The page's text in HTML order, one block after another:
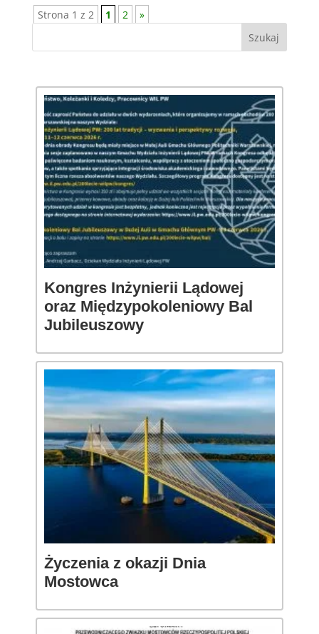
Strona 1 z 2 1 2 »
Kongres Inżynierii Lądowej
oraz Międzypokoleniowy Bal
Jubileuszowy
Życzenia z okazji Dnia
Mostowca